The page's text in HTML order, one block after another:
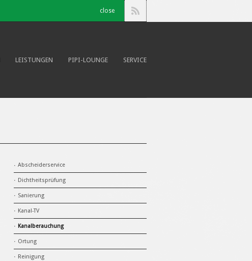
close
LEISTUNGEN PIPI-LOUNGE SERVICE
Abscheiderservice
Dichtheitsprüfung
Sanierung
Kanal-TV
Kanalberauchung
Ortung
Reinigung